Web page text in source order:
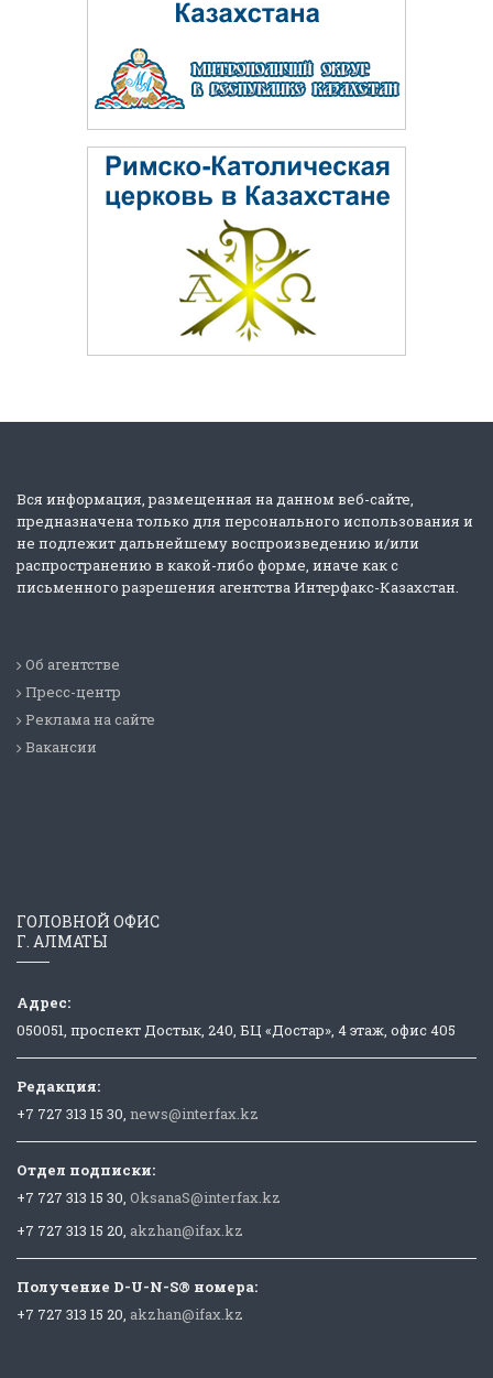
Вся информация, размещенная на данном веб-сайте,
предназначена только для персонального использования и
не подлежит дальнейшему воспроизведению и/или
распространению в какой-либо форме, иначе как с
письменного разрешения агентства Интерфакс-Казахстан.
Об агентстве
Пресс-центр
Реклама на сайте
Вакансии
ГОЛОВНОЙ ОФИС
Г. АЛМАТЫ
Адрес:
050051, проспект Достык, 240, БЦ «Достар», 4 этаж, офис 405
Редакция:
+7 727 313 15 30, news@interfax.kz
Отдел подписки:
+7 727 313 15 30, OksanaS@interfax.kz
+7 727 313 15 20, akzhan@ifax.kz
Получение D-U-N-S® номера:
+7 727 313 15 20, akzhan@ifax.kz